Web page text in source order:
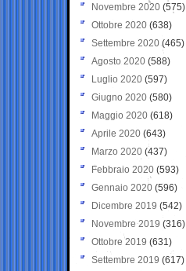
Novembre 2020 (575)
Ottobre 2020 (638)
Settembre 2020(465)
Agosto 2020 (588)
Luglio 2020 (597)
Giugno 2020 (580)
Maggio 2020 (618)
Aprile 2020 (643)
Marzo 2020 (437)
Febbraio 2020 (593)
Gennaio 2020 (596)
Dicembre 2019 (542)
Novembre 2019 (316)
Ottobre 2019 (631)
Settembre 2019 (617)